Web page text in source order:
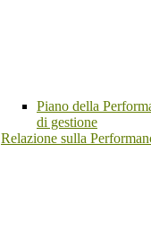
Piano della
di gestione
Relazione sulla